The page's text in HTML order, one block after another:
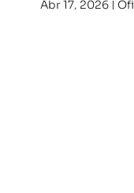
Abr 17, 2026|